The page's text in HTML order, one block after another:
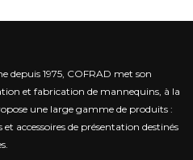
depuis 1975, COFRAD met son
et fabrication de mannequins, à la
une large gamme de produits :
accessoires de présentation destinés